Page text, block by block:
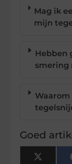
Mag ik
mijn
Hebben
smering
Goed
X